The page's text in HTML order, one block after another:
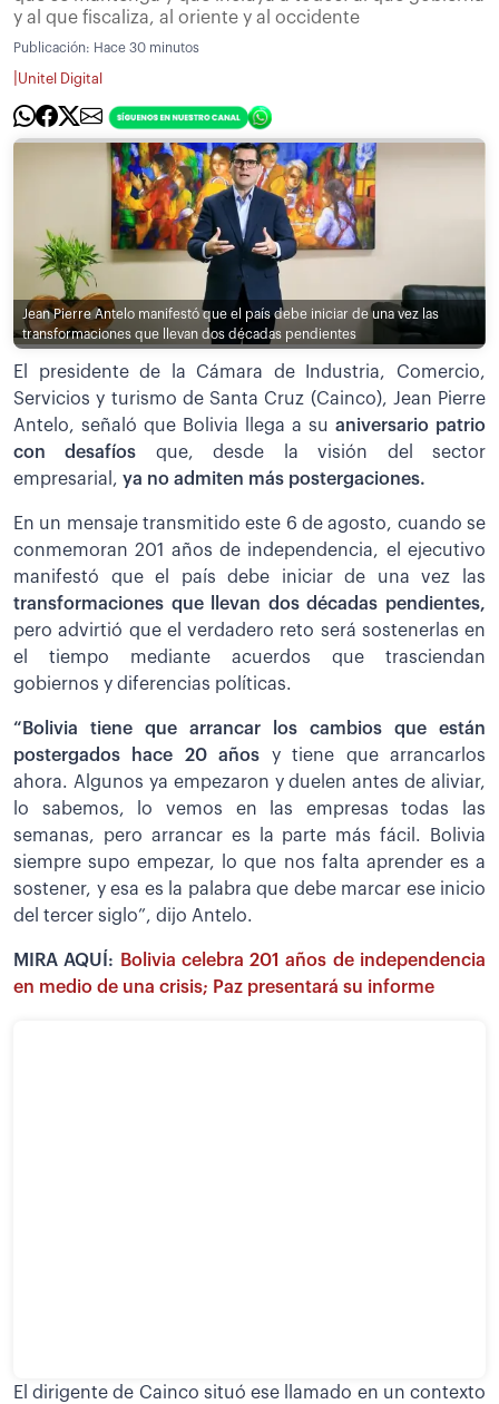
y al que fiscaliza, al oriente y al occidente
Publicación: Hace 30 minutos
Unitel Digital
Jean Pierre Antelo manifestó que el país debe iniciar de una vez las
transformaciones que llevan dos décadas pendientes
El presidente de la Cámara de Industria, Comercio,
Servicios y turismo de Santa Cruz (Cainco), Jean Pierre
Antelo, señaló que Bolivia llega a su aniversario patrio
con desafíos que, desde la visión del sector
empresarial, ya no admiten más postergaciones.
En un mensaje transmitido este 6 de agosto, cuando se
conmemoran 201 años de independencia, el ejecutivo
manifestó que el país debe iniciar de una vez las
transformaciones que llevan dos décadas pendientes,
pero advirtió que el verdadero reto será sostenerlas en
el tiempo mediante acuerdos que trasciendan
gobiernos y diferencias políticas.
“Bolivia tiene que arrancar los cambios que están
postergados hace 20 años y tiene que arrancarlos
ahora. Algunos ya empezaron y duelen antes de aliviar,
lo sabemos, lo vemos en las empresas todas las
semanas, pero arrancar es la parte más fácil. Bolivia
siempre supo empezar, lo que nos falta aprender es a
sostener, y esa es la palabra que debe marcar ese inicio
del tercer siglo”, dijo Antelo.
MIRA AQUÍ:
Bolivia celebra 201 años de independencia
en medio de una crisis; Paz presentará su informe
El dirigente de Cainco situó ese llamado en un contexto